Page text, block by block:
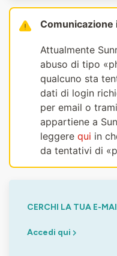
Attualmente
abuso di tipo
qualcuno sta
dati di login
per email o
appartiene a
leggere qui in
da tentativi di
CERCHI LA TUA E-
Accedi qui